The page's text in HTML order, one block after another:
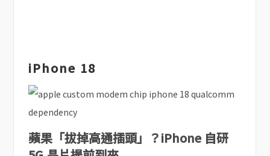
iPhone 18
蘋果「拔掉高通插頭」？iPhone 自研